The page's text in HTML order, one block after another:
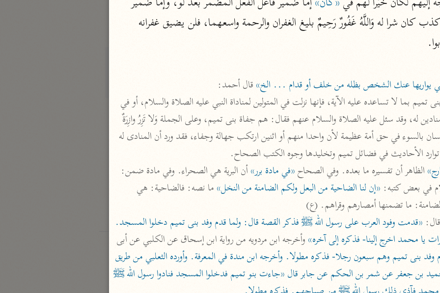
الزمخشري (٥٣٨ هـ)
نحو ٨ مجلدات
الدر المنثور
جلال الدين السيوطي (٩١١ هـ)
تفسير مقاتل بن سليمان
مقاتل بن سليمان (١٥٠ هـ)
نحو ٥ مجلدات
قتادة بن دعامة السّدوسيّ (١١٧ هـ)
اشترك لتصلك أخبار مشاريعنا
اشترك
يواريها عنك الشخص بظله من خلف أو قدام ... الخ» قال أحمد:
الحاضرين حينئذ الراضين بفعل المنادين له، وقد سئل عليه الصلاة والسلام عنهم فقال: هم جفاة بنى تميم، وعلى الجملة وَلا تَزِرُ وازِرَةٌ
الأحاديث في فضائل تميم وتخليدها وجوه الكتب الصحاح.
الظاهر أن تفسيره ما بعده. وفي الصحاح «في مادة برر»
في بعض كتبه: «إن لنا الضاحية من البعل ولكم الضامنة من النخل»
ما تضمنها أمصارهم وقراهم. (ع)
يا محمد اخرج إلينا- فذكره إلى آخره»
يعلى بن عبد الرحمن عن عبد الحميد بن جعفر عن شمر بن الحكم عن جابر قال «جاءت بنو تميم فدخلوا المسجد فنادوا رسول الله ﷺ